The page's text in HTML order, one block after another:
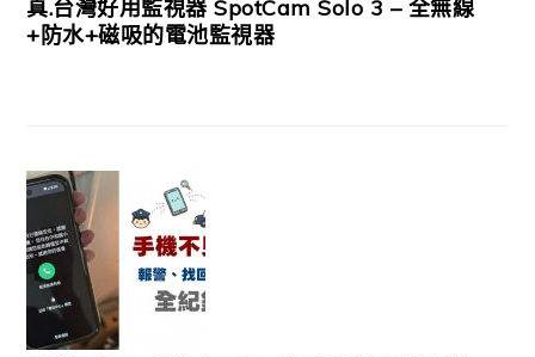
真.台灣好用監視器 SpotCam Solo 3 – 全無線
+防水+磁吸的電池監視器